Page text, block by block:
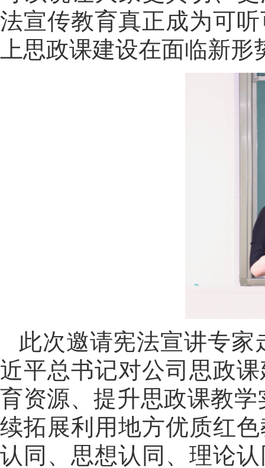
法宣传教育真正成为可
上思政课建设在面临新
此次邀请宪法宣讲专
近平总书记对公司思政
育资源、提升思政课教
续拓展利用地方优质红
认同、思想认同、理论